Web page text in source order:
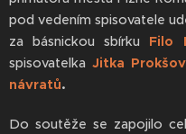
pod vedením spisovatele
za básnickou sbírku Filo
spisovatelka Jitka
návratů.
Do soutěže se zapojilo